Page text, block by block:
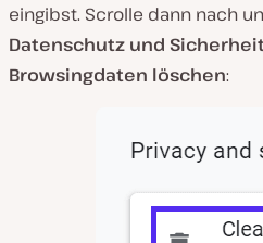
eingibst. Scrolle dann nach
Datenschutz und
Browsingdaten löschen: